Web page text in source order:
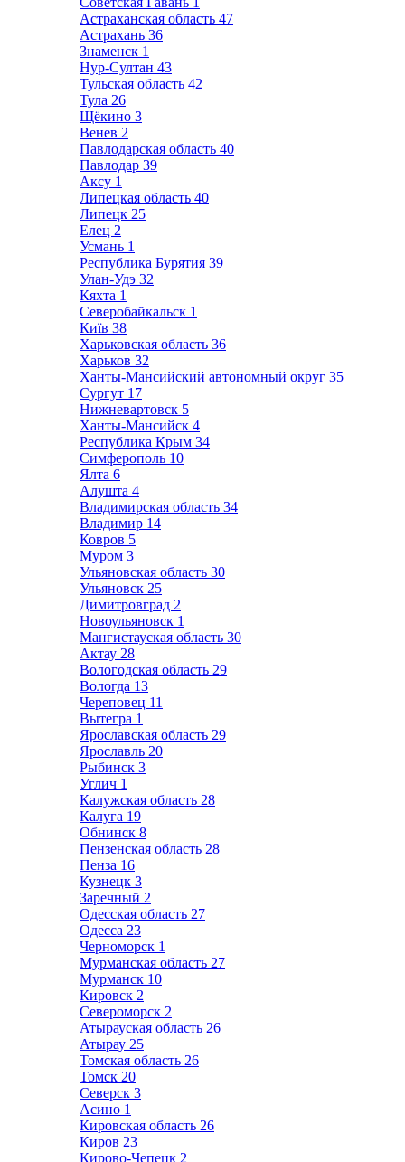
Астраханская область 47
Астрахань 36
Знаменск 1
Нур-Султан 43
Тульская область 42
Тула 26
Щёкино 3
Венев 2
Павлодарская область 40
Павлодар 39
Аксу 1
Липецкая область 40
Липецк 25
Елец 2
Усмань 1
Республика Бурятия 39
Улан-Удэ 32
Кяхта 1
Северобайкальск 1
Київ 38
Харьковская область 36
Харьков 32
Ханты-Мансийский автономный округ 35
Сургут 17
Нижневартовск 5
Ханты-Мансийск 4
Республика Крым 34
Симферополь 10
Ялта 6
Алушта 4
Владимирская область 34
Владимир 14
Ковров 5
Муром 3
Ульяновская область 30
Ульяновск 25
Димитровград 2
Новоульяновск 1
Мангистауская область 30
Актау 28
Вологодская область 29
Вологда 13
Череповец 11
Вытегра 1
Ярославская область 29
Ярославль 20
Рыбинск 3
Углич 1
Калужская область 28
Калуга 19
Обнинск 8
Пензенская область 28
Пенза 16
Кузнецк 3
Заречный 2
Одесская область 27
Одесса 23
Черноморск 1
Мурманская область 27
Мурманск 10
Кировск 2
Североморск 2
Атырауская область 26
Атырау 25
Томская область 26
Томск 20
Северск 3
Асино 1
Кировская область 26
Киров 23
Кирово-Чепецк 2